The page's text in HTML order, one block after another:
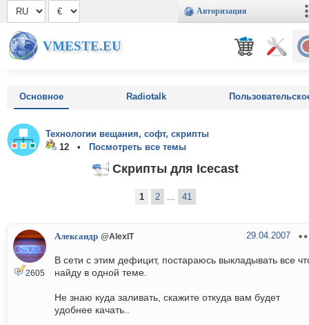
Авторизация
VMESTE.EU
Основное Radiotalk
Технологии вещания, софт, скрипты
12 •
Посмотреть все темы
Скрипты для Icecast
1 2 ... 41
2605
Александр @AlexIT 29.04.2007
В сети с этим дефицит, постараюсь выкладывать все
найду в одной теме.
Не знаю куда заливать, скажите откуда вам будет
удобнее качать..